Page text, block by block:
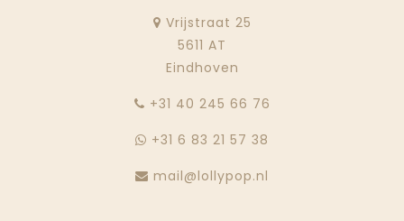
Vrijstraat 25
5611 AT
Eindhoven
‭+31 40 245 66 76
+31 6 83 21 57 38
mail@lollypop.nl